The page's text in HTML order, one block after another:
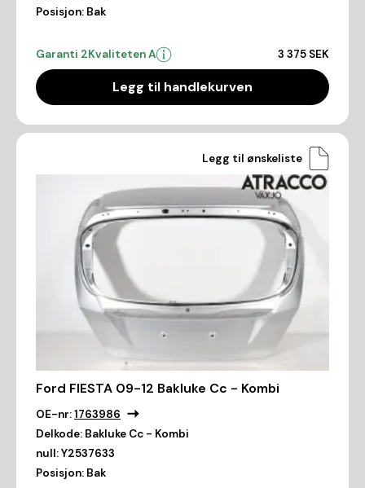
Posisjon: Bak
Garanti 2Kvaliteten A 3 375 SEK
Legg til handlekurven
Legg til ønskeliste
Ford FIESTA 09-12 Bakluke Cc - Kombi
OE-nr:1763986
Delkode: Bakluke Cc - Kombi
null:Y2537633
Posisjon: Bak